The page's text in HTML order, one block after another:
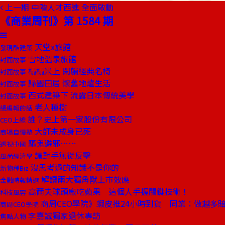
上一期 中階人才西進 全面啟動
《商業周刊》第 1584 期
發現酷建築 天堂x旅館
封面故事 雪地溫泉旅館
封面故事 榻榻米上 閑躺經典名椅
封面故事 歸園田居 懷舊地爐生活
封面故事 西式建築下 流露日本傳統美學
總編輯的話 老人種樹
CEO上線 誰？史上第一家股份有限公司
商場自慢塾 大師未成身已死
透視中國 驅鬼避邪……
風尚經濟學 讓對手無從反擊
新物種Biz 沒思考過的知識不是你的
金融時報精選 解讀兩大獨角獸上市效應
科技風雲 高爾夫球頭廠吃蘋果 這個人手握關鍵技術！
商周CEO學院 商周CEO學院》蝦皮推24小時到貨 同業：做越多
焦點人物 李嘉誠獨家退休專訪